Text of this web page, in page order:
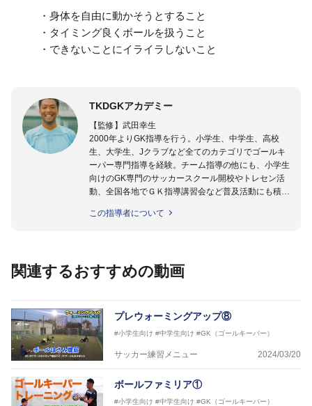
・身体を自由に動かそうとすること
・タイミング良くボールを扱うこと
・できないことにイライラしないこと
TKDGKアカデミー
【監修】武田幸生
2000年よりGK指導を行う。小学生、中学生、高校
生、大学生、Jクラブなど全てのカテゴリでゴールキ
ーパー専門指導を経験。チーム指導の他にも、小学生
向けのGK専門のサッカースクール開校やトレセン活
動、全国各地でＧＫ指導講習会など普及活動にも積極
り口」にいる選手から「プロ選手」まで指導する日本
【指導ライセンス】日本サッカー協会公認Ｂ級・日本
この指導者について
関連するおすすめの動画
プレウォーミングアップ⑧
#小学生向け #中学生向け #GK（ゴールキーパー）
サッカー練習メニュー 2024/03/20
ボールファミリア①
#小学生向け #中学生向け #GK（ゴールキーパー）